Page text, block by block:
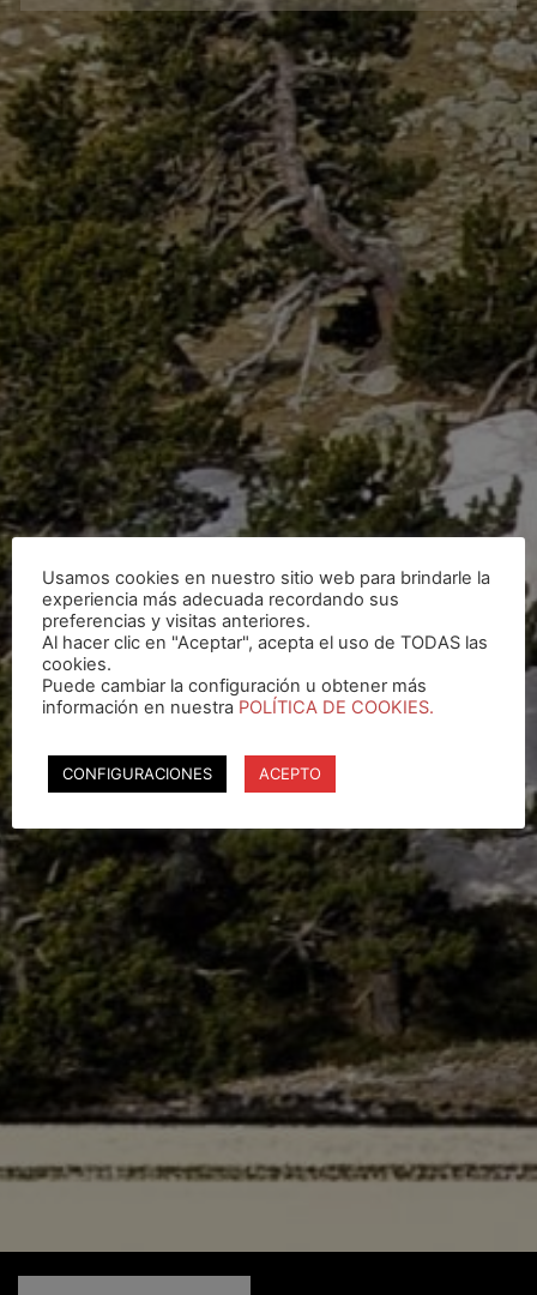
Usamos cookies en nuestro sitio web para brindarle la
experiencia más adecuada recordando sus
preferencias y visitas anteriores.
Al hacer clic en "Aceptar", acepta el uso de TODAS las
cookies.
Puede cambiar la configuración u obtener más
información en nuestra POLÍTICA DE COOKIES.
CONFIGURACIONES ACEPTO